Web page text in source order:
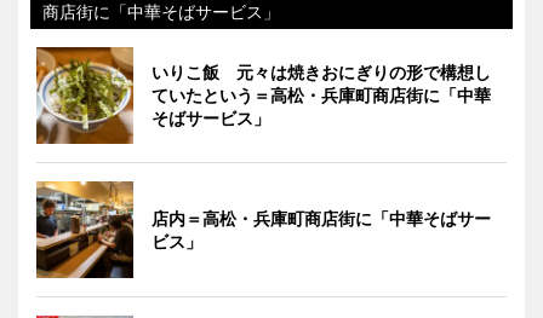
商店街に「中華そばサービス」
いりこ飯 元々は焼きおにぎりの形で構想し
ていたという＝高松・兵庫町商店街に「中華
そばサービス」
店内＝高松・兵庫町商店街に「中華そばサー
ビス」